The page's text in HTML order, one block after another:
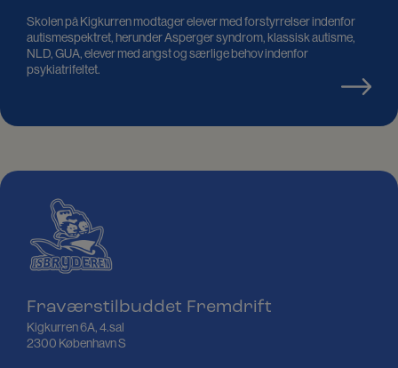
Skolen på Kigkurren modtager elever med forstyrrelser indenfor
autismespektret, herunder Asperger syndrom, klassisk autisme,
NLD, GUA, elever med angst og særlige behov indenfor
psykiatrifeltet.
Fraværstilbuddet Fremdrift
Kigkurren 6A, 4.sal
2300 København S